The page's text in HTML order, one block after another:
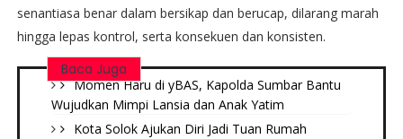
senantiasa benar dalam bersikap dan berucap, dilarang marah
hingga lepas kontrol, serta konsekuen dan konsisten.
Baca Juga
Momen Haru di yBAS, Kapolda Sumbar Bantu
Wujudkan Mimpi Lansia dan Anak Yatim
Kota Solok Ajukan Diri Jadi Tuan Rumah